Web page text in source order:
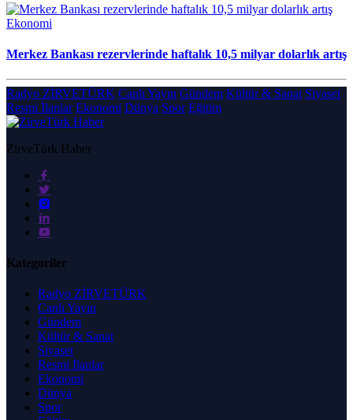
Ekonomi
Merkez Bankası rezervlerinde haftalık 10,5 milyar dolarlık artış
Radyo ZİRVETÜRK Canlı Yayın Gündem Kültür & Sanat Siyaset
Resmi İlanlar Ekonomi Dünya Spor Eğitim
ZirveTürk Haber
Kategoriler
Radyo ZİRVETÜRK
Canlı Yayın
Gündem
Kültür & Sanat
Siyaset
Resmi İlanlar
Ekonomi
Dünya
Spor